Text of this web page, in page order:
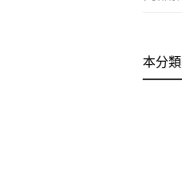
本分